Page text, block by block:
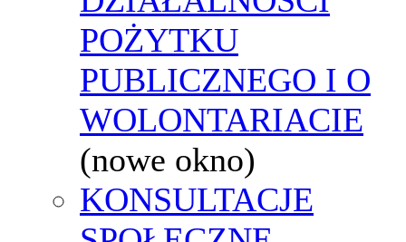
POŻYTKU
PUBLICZNEGO I O
WOLONTARIACIE
(nowe okno)
KONSULTACJE